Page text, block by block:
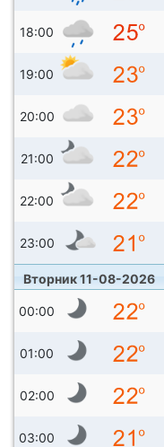
18:00
19:00
20:00
21:00
22:00
23:00
Вторник 11-08-2026
00:00
01:00
02:00
03:00